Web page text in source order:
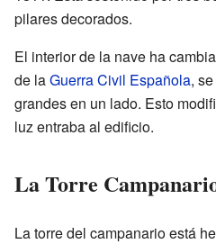
pilares decorados.
El interior de la nave ha
de laGuerra Civil Española,
grandes en un lado. Esto
luz entraba al edificio.
La Torre
La torre del campanario está